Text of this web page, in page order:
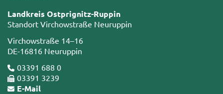
Landkreis Ostprignitz-Ruppin
Standort Virchowstraße Neuruppin
Virchowstraße 14–16
DE-16816 Neuruppin
03391 688 0
03391 3239
E-Mail